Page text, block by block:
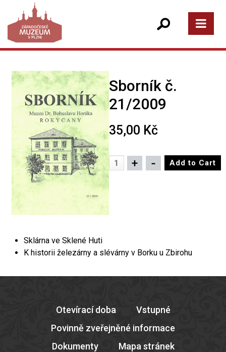
Sborník č.
21/2009
35,00 Kč
Sklárna ve Sklené Huti
K historii železárny a slévárny v Borku u Zbirohu
Otevírací doba
Vstupné
Povinně zveřejněné informace
Dokumenty
Mapa stránek